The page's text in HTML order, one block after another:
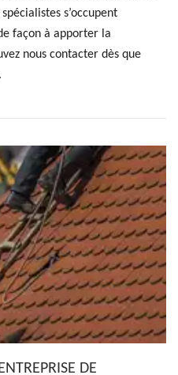
s’occupent
façon à apporter la
nous contacter dès que
DE